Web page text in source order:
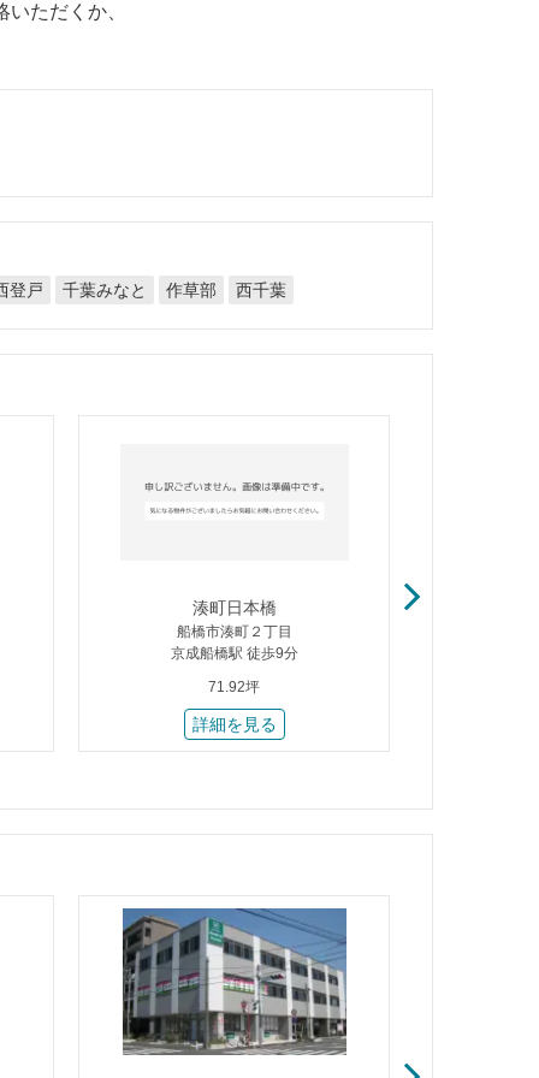
ただくか、
登戸 千葉みなと 作草部 西千葉
湊町日本橋
船橋市湊町２丁目
京成船橋駅 徒歩9分
71.92坪
詳細を見る